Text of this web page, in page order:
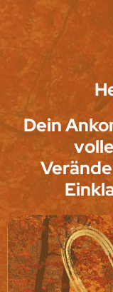
Dein